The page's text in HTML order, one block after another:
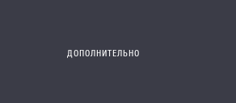
ДОПОЛНИТЕЛЬНО